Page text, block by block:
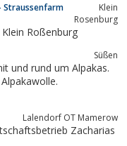
Straussenfarm
Klein
Rosenburg
Roßenburg
Süßen
und rund um Alpakas.
Lalendorf OT Mamerow
Zacharias